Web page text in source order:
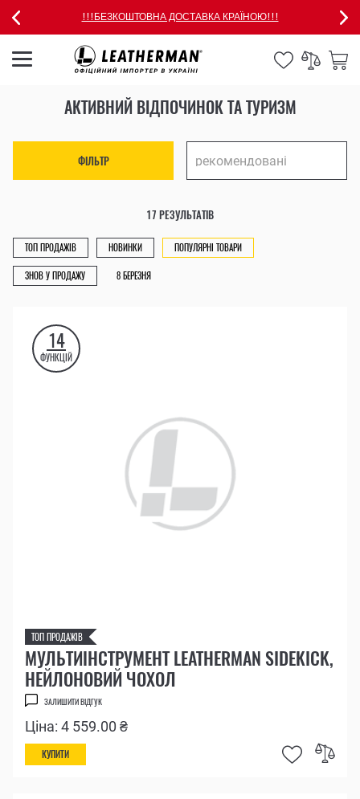
!!!БЕЗКОШТОВНА ДОСТАВКА КРАЇНОЮ!!!
АКТИВНИЙ ВІДПОЧИНОК ТА ТУРИЗМ
ФІЛЬТР
17 РЕЗУЛЬТАТІВ
ТОП ПРОДАЖІВ НОВИНКИ ПОПУЛЯРНІ ТОВАРИ
ЗНОВ У ПРОДАЖУ 8 БЕРЕЗНЯ
14
ФУНКЦІЙ
ТОП ПРОДАЖІВ
МУЛЬТИІНСТРУМЕНТ LEATHERMAN SIDEKICK,
НЕЙЛОНОВИЙ ЧОХОЛ
ЗАЛИШИТИ ВІДГУК
Ціна: 4 559.00 ₴
КУПИТИ